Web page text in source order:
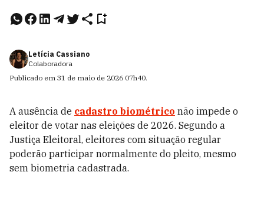
Letícia Cassiano
Colaboradora
Publicado em 31 de maio de 2026 07h40.
A ausência de cadastro biométrico não impede o
eleitor de votar nas eleições de 2026. Segundo a
Justiça Eleitoral, eleitores com situação regular
poderão participar normalmente do pleito, mesmo
sem biometria cadastrada.